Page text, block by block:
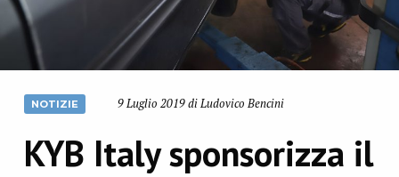
NOTIZIE 9 Luglio 2019 di Ludovico Bencini
KYB Italy sponsorizza il